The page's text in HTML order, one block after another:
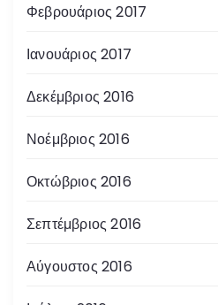
Φεβρουάριος 2017
Ιανουάριος 2017
Δεκέμβριος 2016
Νοέμβριος 2016
Οκτώβριος 2016
Σεπτέμβριος 2016
Αύγουστος 2016